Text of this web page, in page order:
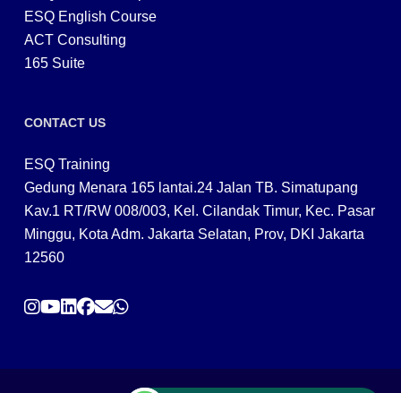
ESQ English Course
ACT Consulting
165 Suite
CONTACT US
ESQ Training
Gedung Menara 165 lantai.24 Jalan TB. Simatupang
Kav.1 RT/RW 008/003, Kel. Cilandak Timur, Kec. Pasar
Minggu, Kota Adm. Jakarta Selatan, Prov, DKI Jakarta
12560